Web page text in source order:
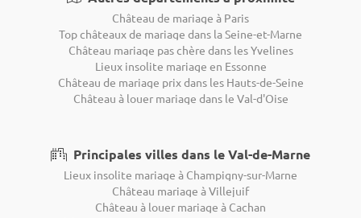
Château de mariage à Paris
Top châteaux de mariage dans la Seine-et-Marne
Château mariage pas chère dans les Yvelines
Lieux insolite mariage en Essonne
Château de mariage prix dans les Hauts-de-Seine
Château à louer mariage dans le Val-d'Oise
Principales villes dans le Val-de-Marne
Lieux insolite mariage à Champigny-sur-Marne
Château mariage à Villejuif
Château à louer mariage à Cachan